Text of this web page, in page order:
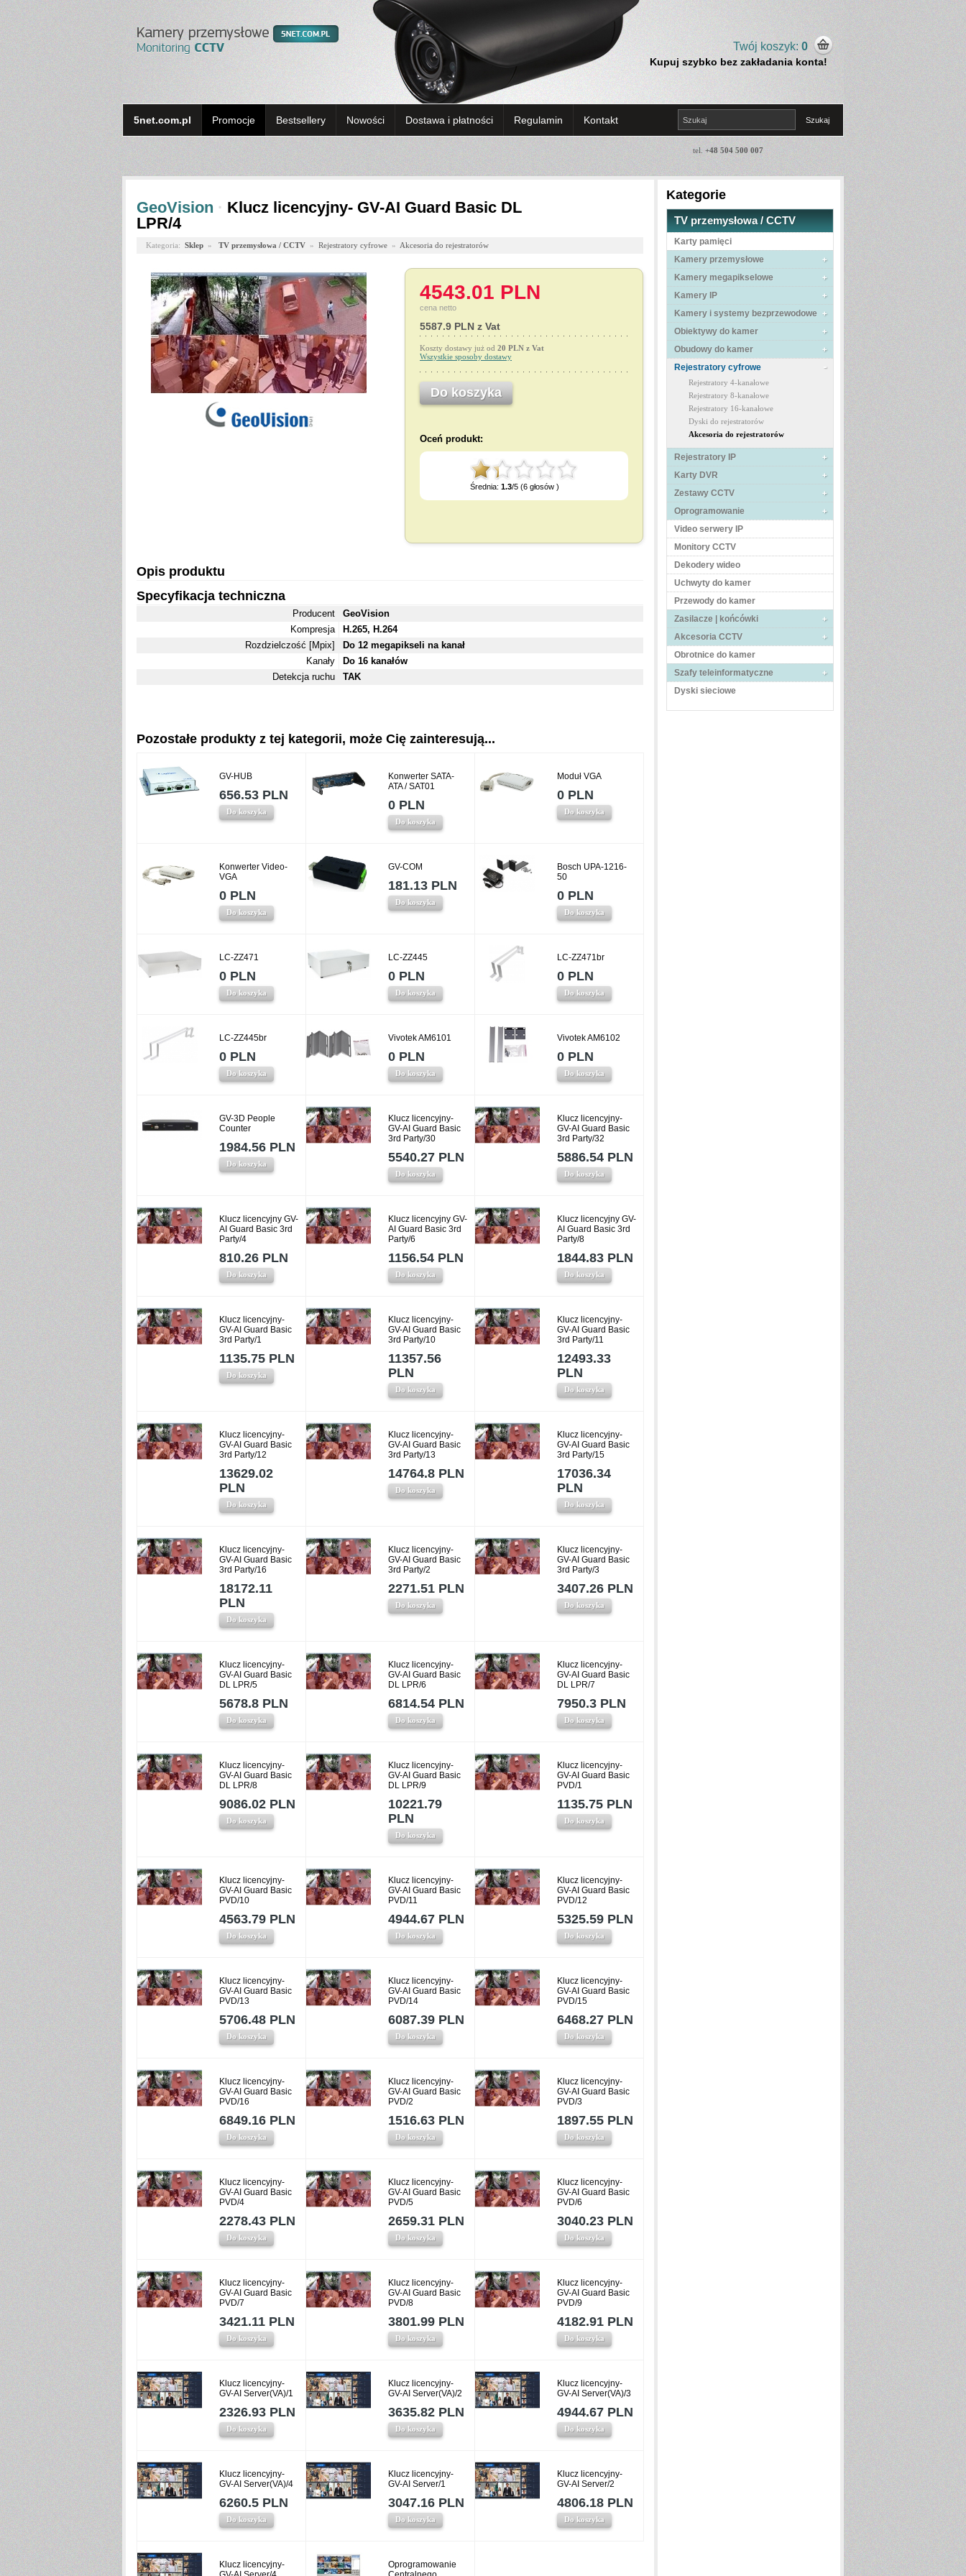
Twój koszyk: 0
Kupuj szybko bez zakładania konta!
5net.com.pl Promocje Bestsellery Nowości Dostawa i płatności Regulamin Kontakt
tel. +48 504 500 007
Kategorie
TV przemysłowa / CCTV
Karty pamięci
Kamery przemysłowe
Kamery megapikselowe
Kamery IP
Kamery i systemy bezprzewodowe
Obiektywy do kamer
Obudowy do kamer
Rejestratory cyfrowe
Rejestratory 4-kanałowe
Rejestratory 8-kanałowe
Rejestratory 16-kanałowe
Dyski do rejestratorów
Akcesoria do rejestratorów
Rejestratory IP
Karty DVR
Zestawy CCTV
Oprogramowanie
Video serwery IP
Monitory CCTV
Dekodery wideo
Uchwyty do kamer
Przewody do kamer
Zasilacze | końcówki
Akcesoria CCTV
Obrotnice do kamer
Szafy teleinformatyczne
Dyski sieciowe
GeoVision · Klucz licencyjny- GV-AI Guard Basic DL
LPR/4
Kategoria: Sklep » TV przemysłowa / CCTV » Rejestratory cyfrowe » Akcesoria do rejestratorów
4543.01 PLN
cena netto
5587.9 PLN z Vat
Koszty dostawy już od 20 PLN z Vat
Wszystkie sposoby dostawy
Do koszyka
Oceń produkt:
Średnia: 1.3/5 (6 głosów )
Opis produktu
Specyfikacja techniczna
Producent
GeoVision
Kompresja
H.265, H.264
Rozdzielczość [Mpix]
Do 12 megapikseli na kanał
Kanały
Do 16 kanałów
Detekcja ruchu
TAK
Pozostałe produkty z tej kategorii, może Cię zainteresują...
GV-HUB
656.53 PLN
Do koszyka
Konwerter SATA-
ATA / SAT01
0 PLN
Do koszyka
Moduł VGA
0 PLN
Do koszyka
Konwerter Video-
VGA
0 PLN
Do koszyka
GV-COM
181.13 PLN
Do koszyka
Bosch UPA-1216-
50
0 PLN
Do koszyka
LC-ZZ471
0 PLN
Do koszyka
LC-ZZ445
0 PLN
Do koszyka
LC-ZZ471br
0 PLN
Do koszyka
LC-ZZ445br
0 PLN
Do koszyka
Vivotek AM6101
0 PLN
Do koszyka
Vivotek AM6102
0 PLN
Do koszyka
GV-3D People
Counter
1984.56 PLN
Do koszyka
Klucz licencyjny-
GV-AI Guard Basic
3rd Party/30
5540.27 PLN
Do koszyka
Klucz licencyjny-
GV-AI Guard Basic
3rd Party/32
5886.54 PLN
Do koszyka
Klucz licencyjny GV-
AI Guard Basic 3rd
Party/4
810.26 PLN
Do koszyka
Klucz licencyjny GV-
AI Guard Basic 3rd
Party/6
1156.54 PLN
Do koszyka
Klucz licencyjny GV-
AI Guard Basic 3rd
Party/8
1844.83 PLN
Do koszyka
Klucz licencyjny-
GV-AI Guard Basic
3rd Party/1
1135.75 PLN
Do koszyka
Klucz licencyjny-
GV-AI Guard Basic
3rd Party/10
11357.56
PLN
Do koszyka
Klucz licencyjny-
GV-AI Guard Basic
3rd Party/11
12493.33
PLN
Do koszyka
Klucz licencyjny-
GV-AI Guard Basic
3rd Party/12
13629.02
PLN
Do koszyka
Klucz licencyjny-
GV-AI Guard Basic
3rd Party/13
14764.8 PLN
Do koszyka
Klucz licencyjny-
GV-AI Guard Basic
3rd Party/15
17036.34
PLN
Do koszyka
Klucz licencyjny-
GV-AI Guard Basic
3rd Party/16
18172.11
PLN
Do koszyka
Klucz licencyjny-
GV-AI Guard Basic
3rd Party/2
2271.51 PLN
Do koszyka
Klucz licencyjny-
GV-AI Guard Basic
3rd Party/3
3407.26 PLN
Do koszyka
Klucz licencyjny-
GV-AI Guard Basic
DL LPR/5
5678.8 PLN
Do koszyka
Klucz licencyjny-
GV-AI Guard Basic
DL LPR/6
6814.54 PLN
Do koszyka
Klucz licencyjny-
GV-AI Guard Basic
DL LPR/7
7950.3 PLN
Do koszyka
Klucz licencyjny-
GV-AI Guard Basic
DL LPR/8
9086.02 PLN
Do koszyka
Klucz licencyjny-
GV-AI Guard Basic
DL LPR/9
10221.79
PLN
Do koszyka
Klucz licencyjny-
GV-AI Guard Basic
PVD/1
1135.75 PLN
Do koszyka
Klucz licencyjny-
GV-AI Guard Basic
PVD/10
4563.79 PLN
Do koszyka
Klucz licencyjny-
GV-AI Guard Basic
PVD/11
4944.67 PLN
Do koszyka
Klucz licencyjny-
GV-AI Guard Basic
PVD/12
5325.59 PLN
Do koszyka
Klucz licencyjny-
GV-AI Guard Basic
PVD/13
5706.48 PLN
Do koszyka
Klucz licencyjny-
GV-AI Guard Basic
PVD/14
6087.39 PLN
Do koszyka
Klucz licencyjny-
GV-AI Guard Basic
PVD/15
6468.27 PLN
Do koszyka
Klucz licencyjny-
GV-AI Guard Basic
PVD/16
6849.16 PLN
Do koszyka
Klucz licencyjny-
GV-AI Guard Basic
PVD/2
1516.63 PLN
Do koszyka
Klucz licencyjny-
GV-AI Guard Basic
PVD/3
1897.55 PLN
Do koszyka
Klucz licencyjny-
GV-AI Guard Basic
PVD/4
2278.43 PLN
Do koszyka
Klucz licencyjny-
GV-AI Guard Basic
PVD/5
2659.31 PLN
Do koszyka
Klucz licencyjny-
GV-AI Guard Basic
PVD/6
3040.23 PLN
Do koszyka
Klucz licencyjny-
GV-AI Guard Basic
PVD/7
3421.11 PLN
Do koszyka
Klucz licencyjny-
GV-AI Guard Basic
PVD/8
3801.99 PLN
Do koszyka
Klucz licencyjny-
GV-AI Guard Basic
PVD/9
4182.91 PLN
Do koszyka
Klucz licencyjny-
GV-AI Server(VA)/1
2326.93 PLN
Do koszyka
Klucz licencyjny-
GV-AI Server(VA)/2
3635.82 PLN
Do koszyka
Klucz licencyjny-
GV-AI Server(VA)/3
4944.67 PLN
Do koszyka
Klucz licencyjny-
GV-AI Server(VA)/4
6260.5 PLN
Do koszyka
Klucz licencyjny-
GV-AI Server/1
3047.16 PLN
Do koszyka
Klucz licencyjny-
GV-AI Server/2
4806.18 PLN
Do koszyka
Klucz licencyjny-
Oprogramowanie